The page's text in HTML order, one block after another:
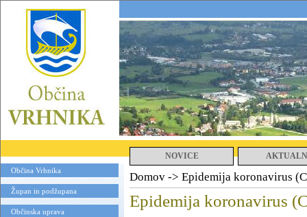
NOVICE
Občina Vrhnika
Župan in podžupana
Občinska uprava
Domov -> Epidemija koronavirus
Epidemija koronavirus